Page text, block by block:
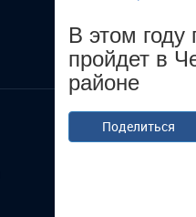
В этом году
пройдет в
районе
Поделиться